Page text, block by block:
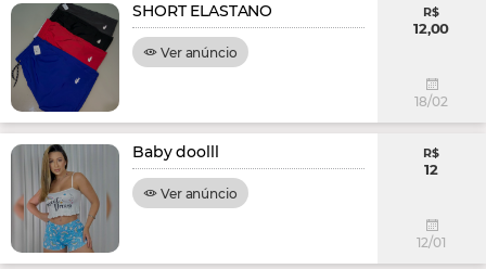
SHORT ELASTANO
Ver anúncio
R$
12,00
18/02
Baby doolll
Ver anúncio
R$
12
12/01